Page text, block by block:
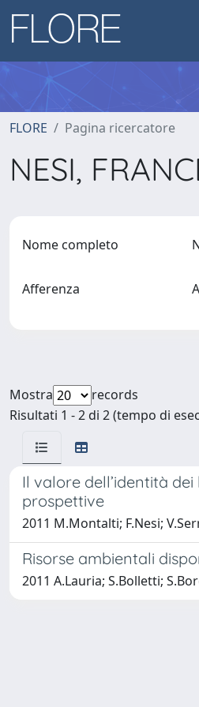
FLORE Pagina ricercatore
NESI,
Nome completo
Afferenza
Mostra
records
Risultati 1 - 2 di 2 (tempo di
Il valore dell’identità
prospettive
2011 M.Montalti; F.Nesi;
Risorse ambientali
2011 A.Lauria; S.Bolletti;